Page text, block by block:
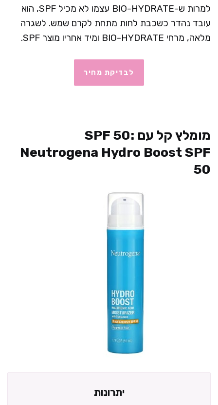
למרות ש-BIO-HYDRATE עצמו לא מכיל SPF, הוא
עובד נהדר כשכבת לחות מתחת לקרם שמש. לשגרה
מלאה, מרחי BIO-HYDRATE ומיד אחריו מוצר SPF.
לבדיקת מחיר
מומלץ קל עם SPF 50:
Neutrogena Hydro Boost SPF
50
יתרונות